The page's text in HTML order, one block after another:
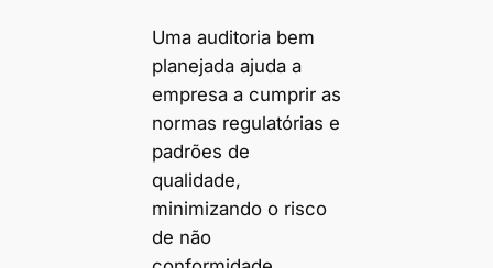
Uma auditoria bem
planejada ajuda a
empresa a cumprir as
normas regulatórias e
padrões de
qualidade,
minimizando o risco
de não